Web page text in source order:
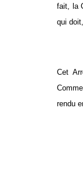
fait, la
qui
Cet
rendu